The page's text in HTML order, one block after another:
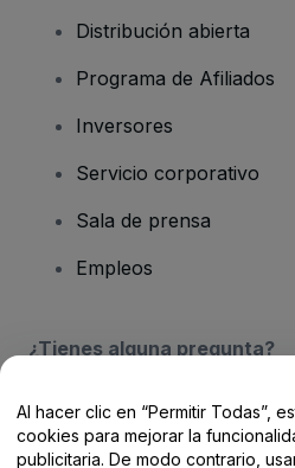
Distribución abierta
Programa de Afiliados
Inversores
Servicio corporativo
Sala de prensa
Empleos
¿Tienes alguna pregunta?
Centro de Ayuda /
Al hacer clic en “Permitir Todas”,
cookies para mejorar la
publicitaria. De modo contrario,